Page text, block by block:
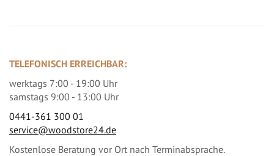
TELEFONISCH ERREICHBAR:
werktags 7:00 - 19:00 Uhr
samstags 9:00 - 13:00 Uhr
0441-361 300 01
service@woodstore24.de
Kostenlose Beratung vor Ort nach Terminabsprache.